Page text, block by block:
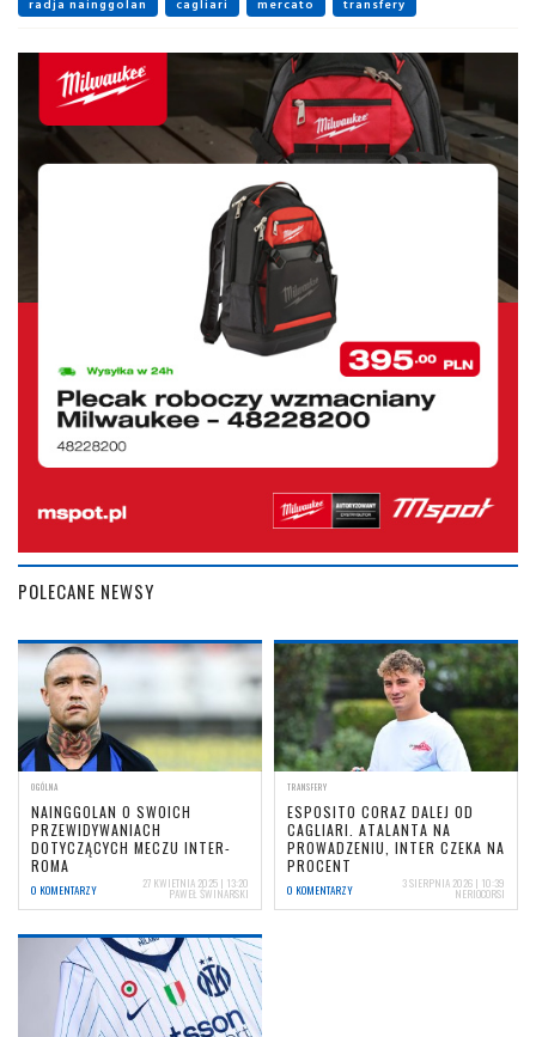
radja nainggolan cagliari mercato transfery
POLECANE NEWSY
OGÓLNA
NAINGGOLAN O SWOICH
PRZEWIDYWANIACH
DOTYCZĄCYCH MECZU INTER-
ROMA
0 KOMENTARZY 27 KWIETNIA 2025 | 13:20
PAWEŁ ŚWINARSKI
TRANSFERY
ESPOSITO CORAZ DALEJ OD
CAGLIARI. ATALANTA NA
PROWADZENIU, INTER CZEKA NA
PROCENT
0 KOMENTARZY 3 SIERPNIA 2026 | 10:39
NERIOCORSI